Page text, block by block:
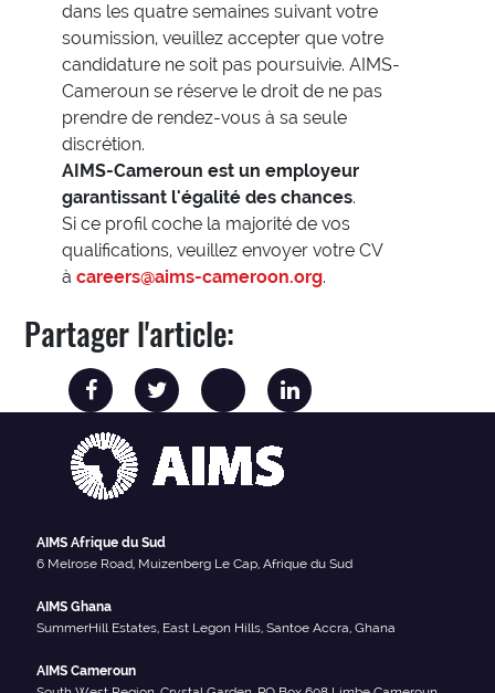
dans les quatre semaines suivant votre
soumission, veuillez accepter que votre
candidature ne soit pas poursuivie. AIMS-
Cameroun se réserve le droit de ne pas
prendre de rendez-vous à sa seule
discrétion.
AIMS-Cameroun est un employeur
garantissant l'égalité des chances.
Si ce profil coche la majorité de vos
qualifications, veuillez envoyer votre CV
à careers@aims-cameroon.org.
Partager l'article:
AIMS Afrique du Sud
6 Melrose Road, Muizenberg Le Cap, Afrique du Sud
AIMS Ghana
SummerHill Estates, East Legon Hills, Santoe Accra, Ghana
AIMS Cameroun